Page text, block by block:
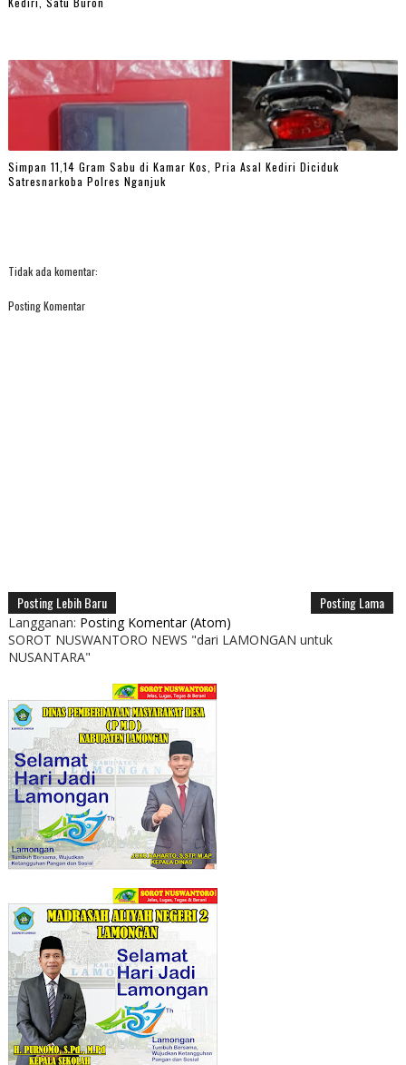
Simpan 11,14 Gram Sabu di Kamar Kos, Pria Asal Kediri Diciduk
Satresnarkoba Polres Nganjuk
Tidak ada komentar:
Posting Komentar
Posting Lebih Baru Posting Lama
Langganan: Posting Komentar (Atom)
SOROT NUSWANTORO NEWS "dari LAMONGAN untuk
NUSANTARA"